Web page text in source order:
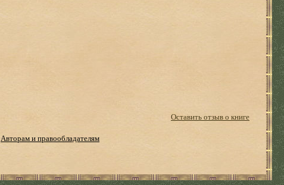
Оставить отзыв о книге
Авторам и правообладателям